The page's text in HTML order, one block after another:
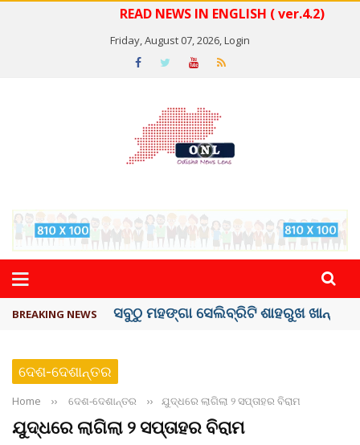
READ NEWS IN ENGLISH ( ver.4.2)
Friday, August 07, 2026,Login
BREAKING NEWS ବିଏସ୍‌ପିର ବିଧାୟକ ଉମା ଶଙ୍କର ସିଂହଙ୍କ ...
ଦେଶ-ଦେଶାନ୍ତର
Home ›› ଦେଶ-ଦେଶାନ୍ତର ›› ଯୁଦ୍ଧରେ ଲାଗିଲା ୨ ସପ୍ତାହର ବିରାମ
ଯୁଦ୍ଧରେ ଲାଗିଲା ୨ ସପ୍ତାହର ବିରାମ